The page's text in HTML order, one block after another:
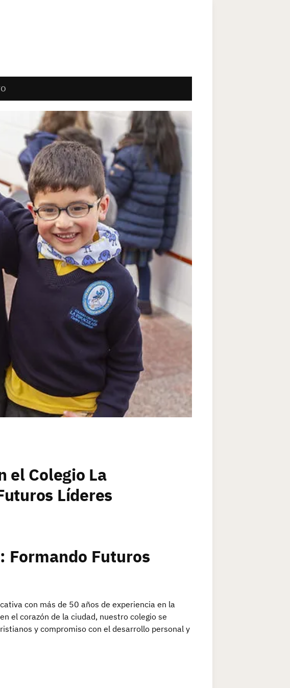
el Colegio La
Líderes
Formando Futuros
con más de 50 años de experiencia en la
el corazón de la ciudad, nuestro colegio se
y compromiso con el desarrollo personal y